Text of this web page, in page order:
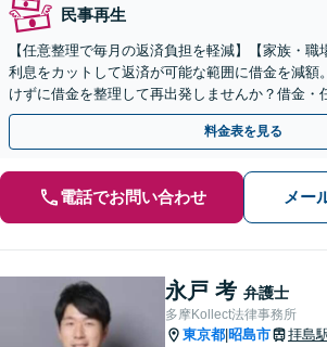
民事再生
【任意整理で毎月の返済負担を軽減】【家族・職
利息をカットして返済が可能な範囲に借金を減額
けずに借金を整理して再出発しませんか？借金・
事務所【実績5,000件以上】【財産を残して借金
料金表を見る
電話でお問い合わせ メー
永戸 考 弁護士
多摩Kollect法律事務所
東京都 昭島市 拝島